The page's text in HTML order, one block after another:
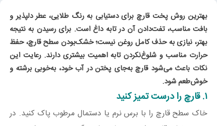
بهترین روش پخت قارچبرای دستیابی به رنگ طلایی، عطر دلپذیر و
بافت مناسب، تفت‌دادن آن در تابه داغ است. برای رسیدن به نتیجه
بهتر، نیازی به حذف کامل روغن نیست؛ خشک‌بودن سطح قارچ، حفظ
حرارت مناسب و شلوغ‌نکردن تابه اهمیت بیشتری دارند. رعایت این
نکات باعث می‌شود قارچ به‌جای پختن در آب خود، به‌خوبی برشته و
خوش‌طعم شود.
۱. قارچ را درست تمیز کنید
خاک سطح قارچ را با برس نرم یا دستمال مرطوب پاک کنید. در